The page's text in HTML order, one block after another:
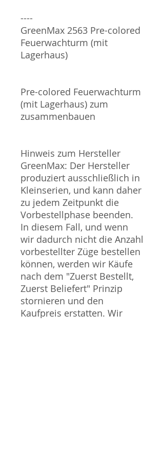
----
GreenMax 2563 Pre-colored
Feuerwachturm (mit
Lagerhaus)
Pre-colored Feuerwachturm
(mit Lagerhaus) zum
zusammenbauen
Hinweis zum Hersteller
GreenMax: Der Hersteller
produziert ausschließlich in
Kleinserien, und kann daher
zu jedem Zeitpunkt die
Vorbestellphase beenden.
In diesem Fall, und wenn
wir dadurch nicht die Anzahl
vorbestellter Züge bestellen
können, werden wir Käufe
nach dem "Zuerst Bestellt,
Zuerst Beliefert" Prinzip
stornieren und den
Kaufpreis erstatten. Wir